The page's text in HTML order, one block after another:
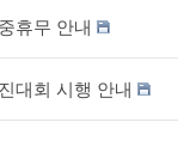
휴무 안내
대회 시행 안내